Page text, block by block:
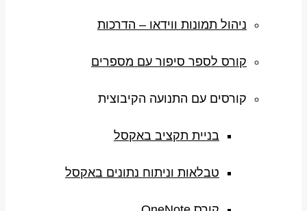
ניהול תמונות ווידאו – הדרכות
קורס לספר סיפור עם מספרים
קורסים עם התנועה הקיבוצית
בניית תקציב באקסל
טבלאות וניתוח נתונים באקסל